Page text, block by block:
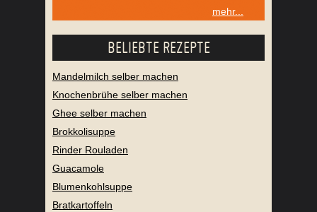
mehr...
BELIEBTE REZEPTE
Mandelmilch selber machen
Knochenbrühe selber machen
Ghee selber machen
Brokkolisuppe
Rinder Rouladen
Guacamole
Blumenkohlsuppe
Bratkartoffeln